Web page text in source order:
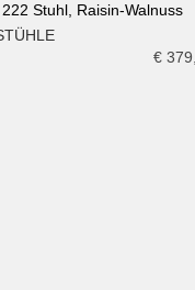
222 Stuhl, Raisin-Walnuss
€